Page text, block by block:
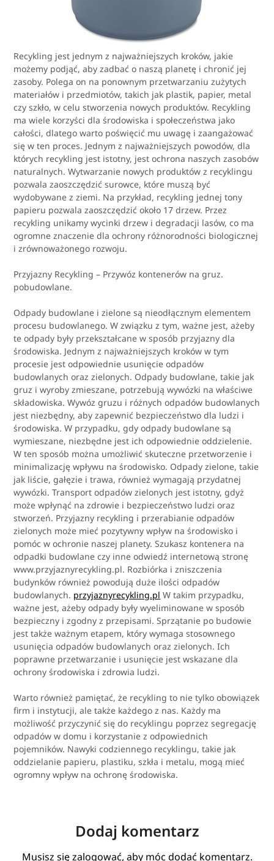
Recykling jest jednym z najważniejszych kroków, jakie
możemy podjąć, aby zadbać o naszą planetę i chronić jej
zasoby. Polega on na ponownym przetwarzaniu zużytych
materiałów i przedmiotów, takich jak plastik, papier, metal
czy szkło, w celu stworzenia nowych produktów. Recykling
ma wiele korzyści dla środowiska i społeczeństwa jako
całości, dlatego warto poświęcić mu uwagę i zaangażować
się w ten proces. Jednym z najważniejszych powodów, dla
których recykling jest istotny, jest ochrona naszych zasobów
naturalnych. Wytwarzanie nowych produktów z recyklingu
pozwala zaoszczędzić surowce, które muszą być
wydobywane z ziemi. Na przykład, recykling jednej tony
papieru pozwala zaoszczędzić około 17 drzew. Przez
recykling unikamy wycinki drzew i degradacji lasów, co ma
ogromne znaczenie dla ochrony różnorodności biologicznej
i zrównoważonego rozwoju.
Przyjazny Recykling – Przywóz kontenerów na gruz.
pobudowlane.
Odpady budowlane i zielone są nieodłącznym elementem
procesu budowlanego. W związku z tym, ważne jest, ażeby
te odpady były przekształcane w sposób przyjazny dla
środowiska. Jednym z najważniejszych kroków w tym
procesie jest odpowiednie usunięcie odpadów
budowlanych oraz zielonych. Odpady budowlane, takie jak
gruz i wyroby zmieszane, potrzebują wywózki na właściwe
składowiska. Wywóz gruzu i różnych odpadów budowlanych
jest niezbędny, aby zapewnić bezpieczeństwo dla ludzi i
środowiska. W przypadku, gdy odpady budowlane są
wymieszane, niezbędne jest ich odpowiednie oddzielenie.
W ten sposób można umożliwić skuteczne przetworzenie i
minimalizację wpływu na środowisko. Odpady zielone, takie
jak liście, gałęzie i trawa, również wymagają przydatnej
wywózki. Transport odpadów zielonych jest istotny, gdyż
może wpłynąć na zdrowie i bezpieczeństwo ludzi oraz
stworzeń. Przyjazny recykling i przerabianie odpadów
zielonych może mieć pozytywny wpływ na środowisko i
pomóc w ochronie naszej planety. Szukasz kontenera na
odpadki budowlane czy inne odwiedź internetową stronę
www.przyjaznyrecykling.pl. Rozbiórka i zniszczenia
budynków również powodują duże ilości odpadów
budowlanych. przyjaznyrecykling.pl W takim przypadku,
ważne jest, ażeby odpady były wyeliminowane w sposób
bezpieczny i zgodny z przepisami. Sprzątanie po budowie
jest także ważnym etapem, który wymaga stosownego
usunięcia odpadów budowlanych oraz zielonych. Ich
poprawne przetwarzanie i usunięcie jest wskazane dla
ochrony środowiska i zdrowia ludzi.
Warto również pamiętać, że recykling to nie tylko obowiązek
firm i instytucji, ale także każdego z nas. Każdy ma
możliwość przyczynić się do recyklingu poprzez segregację
odpadów w domu i korzystanie z odpowiednich
pojemników. Nawyki codziennego recyklingu, takie jak
oddzielanie papieru, plastiku, szkła i metalu, mogą mieć
ogromny wpływ na ochronę środowiska.
Dodaj komentarz
Musisz sięzalogować, aby móc dodać komentarz.